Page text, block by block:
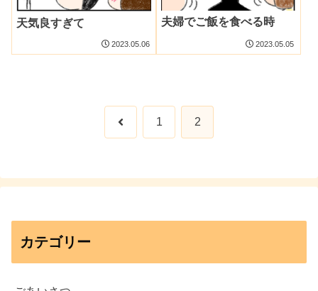
天気良すぎて
2023.05.06
夫婦でご飯を食べる時
2023.05.05
前 1 2
カテゴリー